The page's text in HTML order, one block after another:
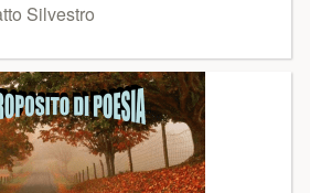
Silvestro